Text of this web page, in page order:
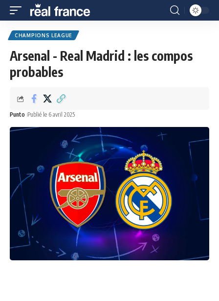
CHAMPIONS LEAGUE
Arsenal - Real Madrid : les compos
probables
Punto Publié le 6 avril 2025